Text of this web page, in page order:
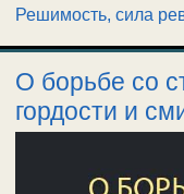
Решимость, сила
О борьбе со
гордости и